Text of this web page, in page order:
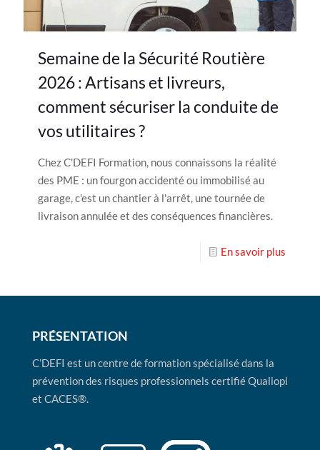
Semaine de la Sécurité Routière
2026 : Artisans et livreurs,
comment sécuriser la conduite de
vos utilitaires ?
Chez C'DEFI Formation, nous connaissons la réalité
des PME : un fourgon accidenté ou immobilisé au
garage, c'est un chantier à l'arrêt, une tournée de
livraison annulée et des conséquences financières.
En savoir plus
PRÉSENTATION
C’DEFI est un centre de formation spécialisé dans la
prévention des risques professionnels certifié Qualiopi
et CACES®.